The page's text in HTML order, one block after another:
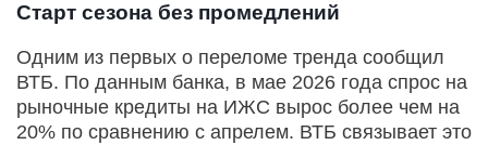
Старт сезона без промедлений
Одним из первых о переломе тренда сообщил
ВТБ. По данным банка, в мае 2026 года спрос на
рыночные кредиты на ИЖС вырос более чем на
20% по сравнению с апрелем. ВТБ связывает это